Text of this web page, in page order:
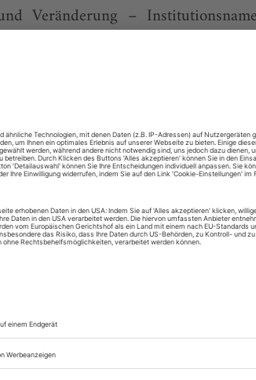
Veränderung –
werden
der Zeit, und ...
dem digitalen
Rundschau? Loggen
Alle
Lesegenuss auf
Zugang zum